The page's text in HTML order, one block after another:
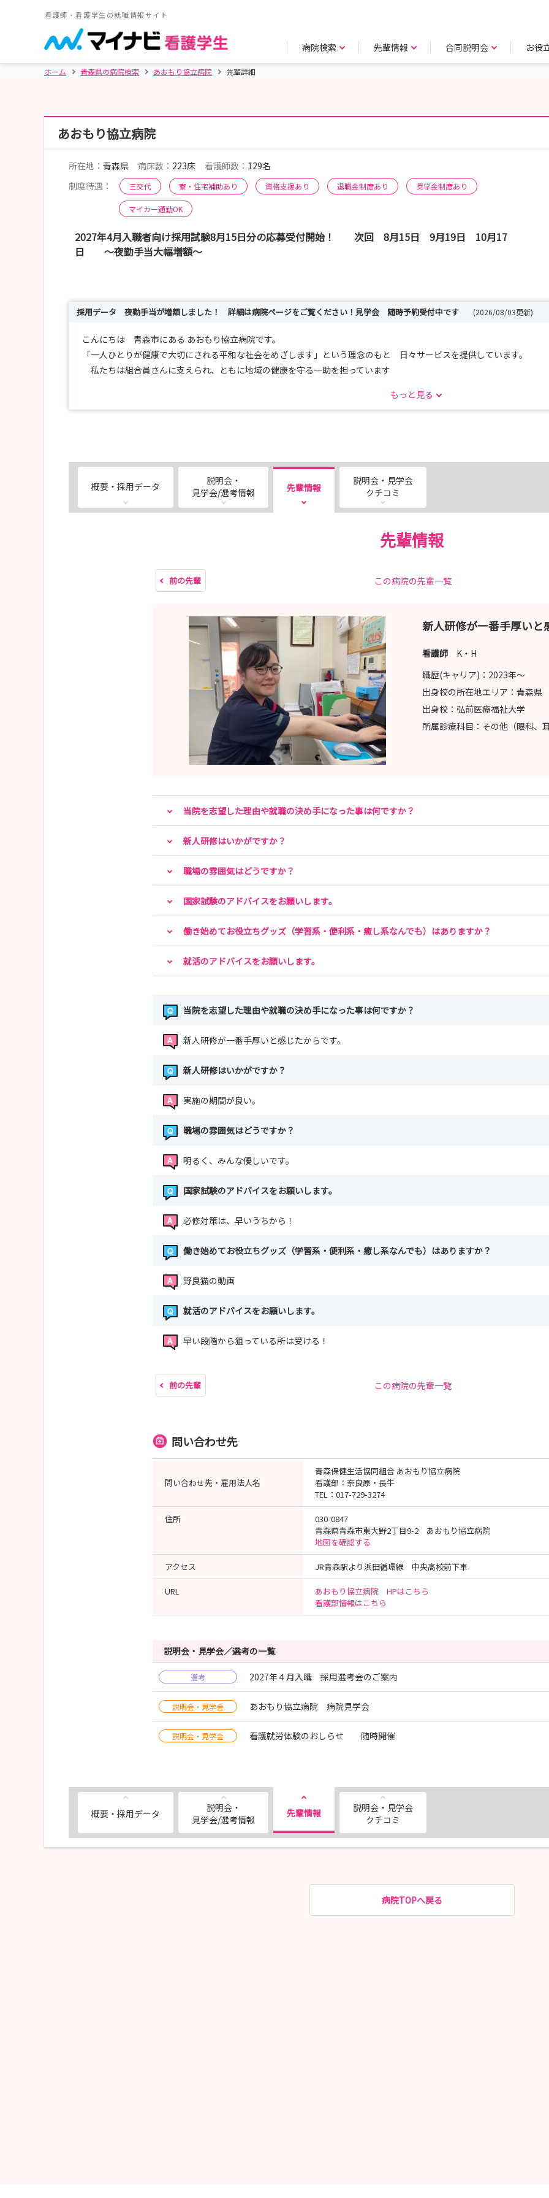
看護師・看護学生の就職情報サイト
病院検索 先輩情報 合同説明会 お役
ホーム 青森県の病院検索 あおもり協立病院 先輩詳細
あおもり協立病院
所在地： 青森県 病床数： 223床 看護師数： 129名
制度待遇：
三交代 寮・住宅補助あり 資格支援あり 退職金制度あり 奨学金制度あり
マイカー通勤OK
2027年4月入職者向け採用試験8月15日分の応募受付開始！ 次回 8月15日 9月19日 10月17
日 ～夜勤手当大幅増額～
採用データ 夜勤手当が増額しました！ 詳細は病院ページをご覧ください！見学会 随時予約受付中です (2026/08/03更新)
こんにちは 青森市にある あおもり協立病院です。
「一人ひとりが健康で大切にされる平和な社会をめざします」という理念のもと 日々サービスを提供しています。
私たちは組合員さんに支えられ、ともに地域の健康を守る一助を担っています
年度途中の申込み可能 個別相談随時受付中
・病院見学会のお知らせ（所要時間90分程度 病院案内・看護師研修・奨学金の説明） ご応募お待ちしています
ご希望の方は随時募集の方からお申込みください
・看護就労体験 随時開催となっております 都合の良い日をお知らせください
・2027卒採用試験日程 公開しました
・看護部長からのメッセージ
保健・医療・介護・福祉など幅広く対応できる「総合力のある看護師」 患者さん一人ひとりに寄り添った「あきらめ
「あきらめない」とは「工夫する、知恵を絞りだす」ことだと考えています
患者さんの持つ困難に対して 他職種で解決策を考え、困難な部分に光を当て看護を想像していく そんな看護師を目
もっと見る
概要・採用データ
説明会・
見学会/選考情報
先輩情報
説明会・見学会
クチコミ
先輩情報
前の先輩 この病院の先輩一覧
新人研修が一番手厚いと
看護師 K・H
職歴(キャリア)： 2023年〜
出身校の所在地エリア： 青森県
出身校： 弘前医療福祉大学
所属診療科目： その他（眼科、
当院を志望した理由や就職の決め手になった事は何ですか？
新人研修はいかがですか？
職場の雰囲気はどうですか？
国家試験のアドバイスをお願いします。
働き始めてお役立ちグッズ（学習系・便利系・癒し系なんでも）はありますか？
就活のアドバイスをお願いします。
当院を志望した理由や就職の決め手になった事は何ですか？
新人研修が一番手厚いと感じたからです。
新人研修はいかがですか？
実施の期間が良い。
職場の雰囲気はどうですか？
明るく、みんな優しいです。
国家試験のアドバイスをお願いします。
必修対策は、早いうちから！
働き始めてお役立ちグッズ（学習系・便利系・癒し系なんでも）はありますか？
野良猫の動画
就活のアドバイスをお願いします。
早い段階から狙っている所は受ける！
前の先輩 この病院の先輩一覧
問い合わせ先
問い合わせ先・雇用法人名
青森保健生活協同組合 あおもり協立病院
看護部：奈良原・長牛
TEL：017-729-3274
住所
030-0847
青森県青森市東大野2丁目9-2 あおもり協立病院
地図を確認する
アクセス JR青森駅より浜田循環線 中央高校前下車
URL
あおもり協立病院 HPはこちら
看護部情報はこちら
説明会・見学会／選考の一覧
選考 2027年４月入職 採用選考会のご案内
説明会・見学会 あおもり協立病院 病院見学会
説明会・見学会 看護就労体験のおしらせ 随時開催
概要・採用データ
説明会・
見学会/選考情報
先輩情報
説明会・見学会
クチコミ
病院TOPへ戻る